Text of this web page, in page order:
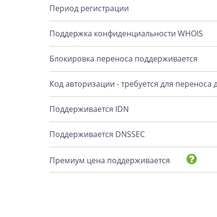
Период регистрации
Поддержка конфиденциальности WHOIS
Блокировка переноса поддерживается
Код авторизации - требуется для переноса
Поддерживается IDN
Поддерживается DNSSEC
Премиум цена поддерживается